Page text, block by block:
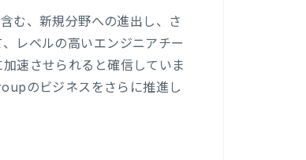
む、新規分野への進出し、さ
レベルの高いエンジニアチー
速させられると確信していま
のビジネスをさらに推進し